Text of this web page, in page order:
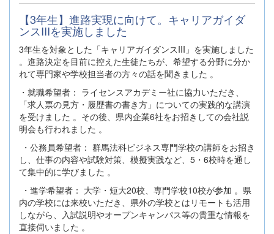
【3年生】進路実現に向けて。キャリアガイダ
ンスIIIを実施しました
3年生を対象とした「キャリアガイダンスIII」を実施しました
。進路決定を目前に控えた生徒たちが、希望する分野に分か
れて専門家や学校担当者の方々の話を聞きました 。
・就職希望者： ライセンスアカデミー社に協力いただき、
「求人票の見方・履歴書の書き方」についての実践的な講演
を受けました 。その後、県内企業6社をお招きしての会社説
明会も行われました 。
・公務員希望者： 群馬法科ビジネス専門学校の講師をお招き
し、仕事の内容や試験対策、模擬実践など、5・6校時を通し
て集中的に学びました 。
・進学希望者： 大学・短大20校、専門学校10校が参加 。県
内の学校には来校いただき、県外の学校とはリモートも活用
しながら、入試説明やオープンキャンパス等の貴重な情報を
直接伺いました 。